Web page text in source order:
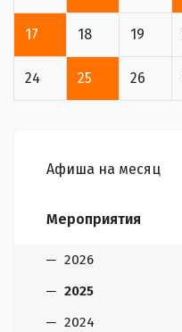
17 18 19
24 25 26
Афиша на месяц
Мероприятия
2026
2025
2024